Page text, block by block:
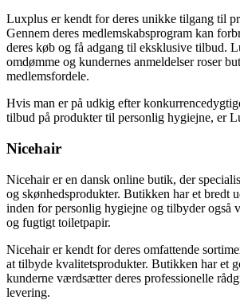
Luxplus er kendt for deres unikke tilgang til
Gennem deres medlemskabsprogram kan
deres køb og få adgang til eksklusive tilbud.
omdømme og kundernes anmeldelser roser
medlemsfordele.
Hvis man er på udkig efter
tilbud på produkter til personlig hygiejne, er
Nicehair
Nicehair er en dansk online butik, der
og skønhedsprodukter. Butikken har et bredt
inden for personlig hygiejne og tilbyder også
og fugtigt toiletpapir.
Nicehair er kendt for deres omfattende
at tilbyde kvalitetsprodukter. Butikken har et
kunderne værdsætter deres professionelle
levering.